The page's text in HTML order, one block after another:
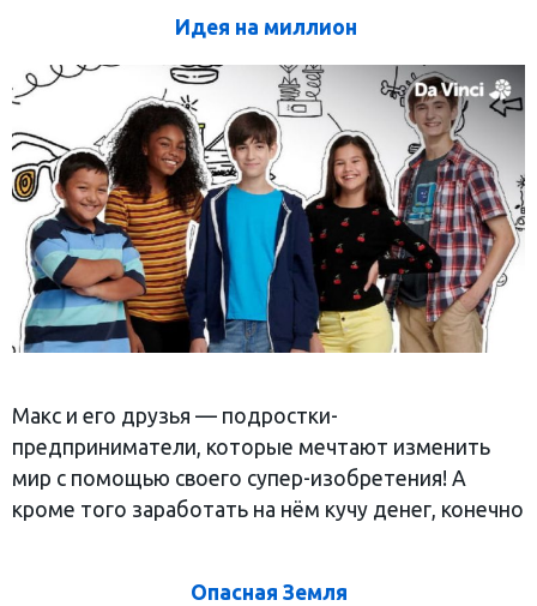
Идея на миллион
Макс и его друзья — подростки-
предприниматели, которые мечтают изменить
мир с помощью своего супер-изобретения! А
кроме того заработать на нём кучу денег, конечно
Опасная Земля